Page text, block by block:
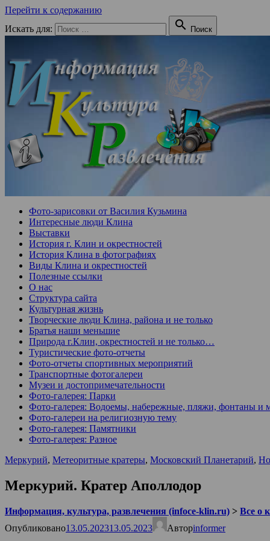
Перейти к содержанию
Искать для:
 Поиск
Фото-зарисовки от Василия Кузьмина
Интересные люди Клина
Выставки
История г. Клин и окрестностей
История Клина в фотографиях
Виды Клина и окрестностей
Полезные ссылки
О нас
Структура сайта
Культурная жизнь
Творческие люди Клина, района и не только
Братья наши меньшие
Природа г.Клин, окрестностей и не только…
Туристические фото-отчеты
Фото-отчеты спортивных мероприятий
Транспортные фотогалереи
Музеи и достопримечательности
Фото-галерея: Парки
Фото-галерея: Водоемы, набережные, пляжи, фонтаны и
Фото-галереи на религиозную тему
Фото-галерея: Памятники
Фото-галерея: Разное
Меркурий, Метеоритные кратеры, Московский Планетарий,
Меркурий. Кратер Аполлодор
Информация, культура, развлечения (infoce-klin.ru) > Все о
Опубликовано13.05.202313.05.2023 Авторinformer